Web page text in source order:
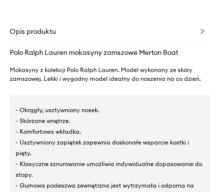
Opis produktu
Polo Ralph Lauren mokasyny zamszowe Merton Boat
Mokasyny z kolekcji Polo Ralph Lauren. Model wykonany ze skóry
zamszowej. Lekki i wygodny model idealny do noszenia na co dzień.
- Okrągły, usztywniony nosek.
- Skórzane wnętrze.
- Komfortowa wkładka.
- Usztywniony zapiętek zapewnia doskonałe wsparcie kostki i
pięty.
- Klasyczne sznurowanie umożliwia indywidualne dopasowanie do
stopy.
- Gumowa podeszwa zewnętrzna jest wytrzymała i odporna na